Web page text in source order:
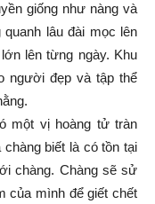
giống như nàng và
lâu đài mọc lên
lên từng ngày. Khu
người đẹp và tập thể
một vị hoàng tử tràn
biết là có tồn tại
chàng. Chàng sẽ sử
của mình để giết chết